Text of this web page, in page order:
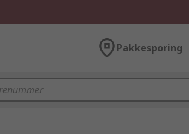
Pakkesporing